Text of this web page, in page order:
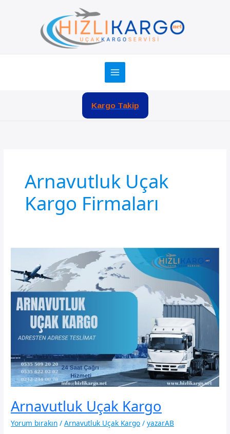
Kargo Takip
Arnavutluk Uçak
Kargo Firmaları
Arnavutluk Uçak Kargo
Yorum bırakın /Arnavutluk Uçak Kargo /yazarAB